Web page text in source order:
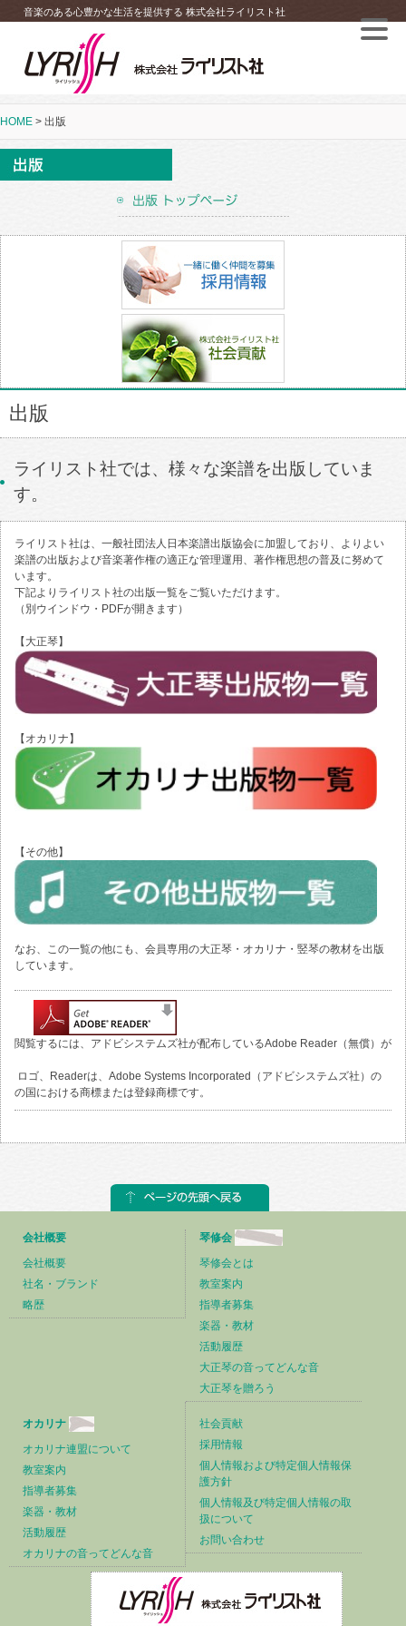
音楽のある心豊かな生活を提供する 株式会社ライリスト社
HOME > 出版
出版
ライリスト社では、様々な楽譜を出版していま
す。
ライリスト社は、一般社団法人日本楽譜出版協会に加盟しており、よりよい
楽譜の出版および音楽著作権の適正な管理運用、著作権思想の普及に努めて
います。
下記よりライリスト社の出版一覧をご覧いただけます。
（別ウインドウ・PDFが開きます）
【大正琴】
【オカリナ】
【その他】
なお、この一覧の他にも、会員専用の大正琴・オカリナ・竪琴の教材を出版
しています。
を閲覧するには、アドビシステムズ社が配布しているAdobe Reader（無償）が
ロゴ、Readerは、Adobe Systems Incorporated（アドビシステムズ社）の
の国における商標または登録商標です。
会社概要
会社概要
社名・ブランド
略歴
琴修会
琴修会とは
教室案内
指導者募集
楽器・教材
活動履歴
大正琴の音ってどんな音
大正琴を贈ろう
オカリナ
オカリナ連盟について
教室案内
指導者募集
楽器・教材
活動履歴
オカリナの音ってどんな音
社会貢献
採用情報
個人情報および特定個人情報保
護方針
個人情報及び特定個人情報の取
扱について
お問い合わせ